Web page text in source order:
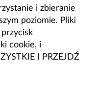
i zbieranie
poziomie. Pliki
cookie, i
I PRZEJDŹ